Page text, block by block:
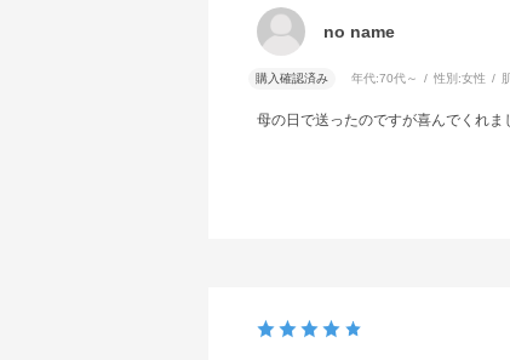
no name
購入確認済み 年代:70代～ 性別:女性
母の日で送ったのですが喜んでくれま